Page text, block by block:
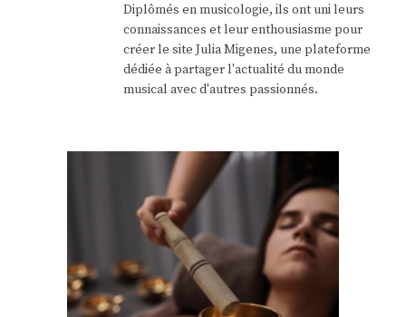
Diplômés en musicologie, ils ont uni leurs
connaissances et leur enthousiasme pour
créer le site Julia Migenes, une plateforme
dédiée à partager l'actualité du monde
musical avec d'autres passionnés.